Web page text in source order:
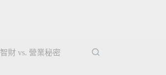
智財 vs. 營業秘密